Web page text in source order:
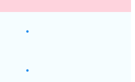
•
•